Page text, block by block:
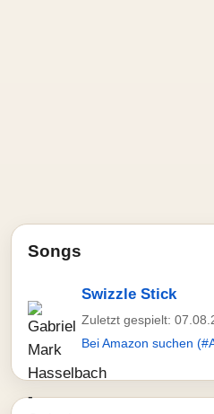
Songs
Swizzle Stick
Zuletzt gespielt:
Bei Amazon suchen